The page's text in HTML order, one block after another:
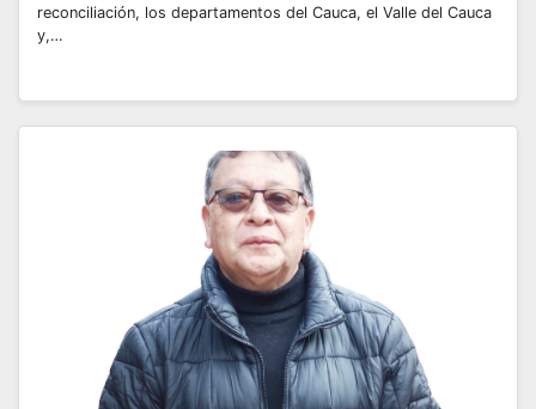
reconciliación, los departamentos del Cauca, el Valle del Cauca
y,…